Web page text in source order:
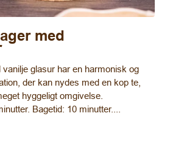
med
glasur har en harmonisk og
der kan nydes med en kop te,
hyggeligt omgivelse.
Bagetid: 10 minutter....